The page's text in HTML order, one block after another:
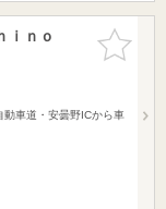
お気に入
りに追加
ｎｏ
車道・安曇野ICから車